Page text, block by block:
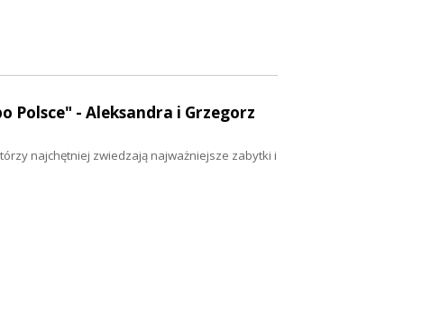
- Aleksandra i Grzegorz
najchętniej zwiedzają najważniejsze zabytki i